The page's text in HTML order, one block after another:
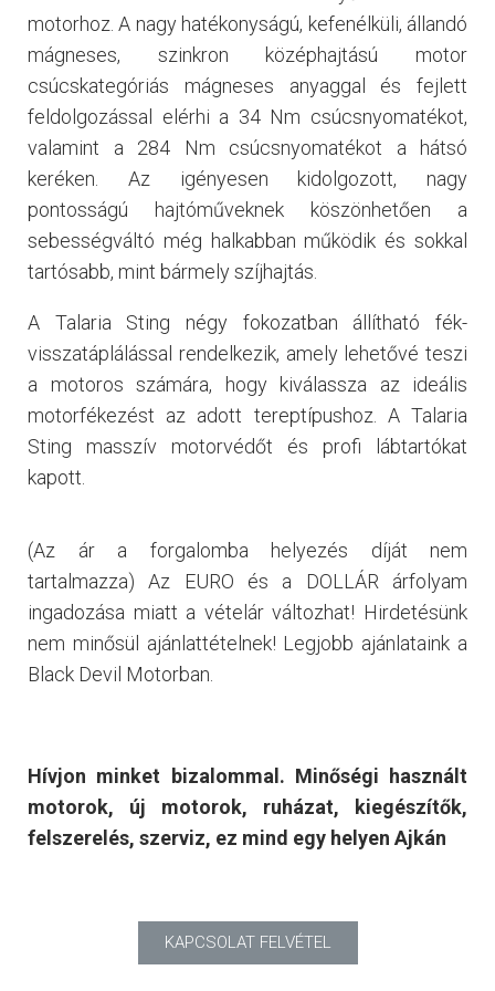
motorhoz. A nagy hatékonyságú, kefenélküli, állandó
mágneses, szinkron középhajtású motor
csúcskategóriás mágneses anyaggal és fejlett
feldolgozással elérhi a 34 Nm csúcsnyomatékot,
valamint a 284 Nm csúcsnyomatékot a hátsó
keréken. Az igényesen kidolgozott, nagy
pontosságú hajtóműveknek köszönhetően a
sebességváltó még halkabban működik és sokkal
tartósabb, mint bármely szíjhajtás.
A Talaria Sting négy fokozatban állítható fék-
visszatáplálással rendelkezik, amely lehetővé teszi
a motoros számára, hogy kiválassza az ideális
motorfékezést az adott tereptípushoz. A Talaria
Sting masszív motorvédőt és profi lábtartókat
kapott.
(Az ár a forgalomba helyezés díját nem
tartalmazza) Az EURO és a DOLLÁR árfolyam
ingadozása miatt a vételár változhat! Hirdetésünk
nem minősül ajánlattételnek! Legjobb ajánlataink a
Black Devil Motorban.
Hívjon minket bizalommal. Minőségi használt
motorok, új motorok, ruházat, kiegészítők,
felszerelés, szerviz, ez mind egy helyen Ajkán
KAPCSOLAT FELVÉTEL